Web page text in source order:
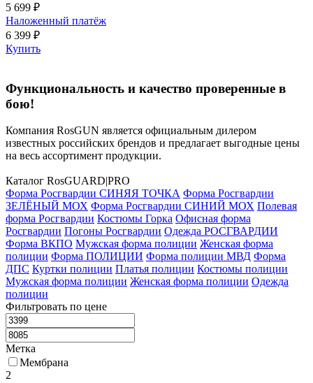
5 699 ₽
Наложенный платёж
6 399 ₽
Купить
Функциональность и качество проверенные в
бою!
Компания RosGUN является официальным дилером
известных российских брендов и предлагает выгодные цены
на весь ассортимент продукции.
Каталог RosGUARD|PRO
Форма Росгвардии СИНЯЯ ТОЧКА Форма Росгвардии
ЗЕЛЁНЫЙ МОХ Форма Росгвардии СИНИЙ МОХ Полевая
форма Росгвардии Костюмы Горка Офисная форма
Росгвардии Погоны Росгвардии Одежда РОСГВАРДИИ
Форма ВКПО Мужская форма полиции Женская форма
полиции Форма ПОЛИЦИИ Форма полиции МВД Форма
ДПС Куртки полиции Платья полиции Костюмы полиции
Мужская форма полиции Женская форма полиции Одежда
полиции
Фильтровать по цене
Метка
Мембрана
2